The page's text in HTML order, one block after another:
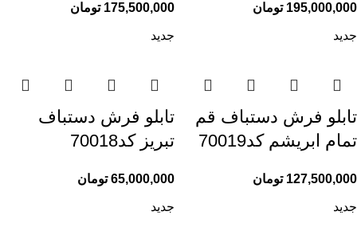
195,000,000 تومان 175,500,000 تومان
جدید
تابلو فرش دستباف قم
تمام ابریشم کد70019
127,500,000 تومان
جدید
تابلو فرش دستباف
تبریز کد70018
65,000,000 تومان
جدید جدید